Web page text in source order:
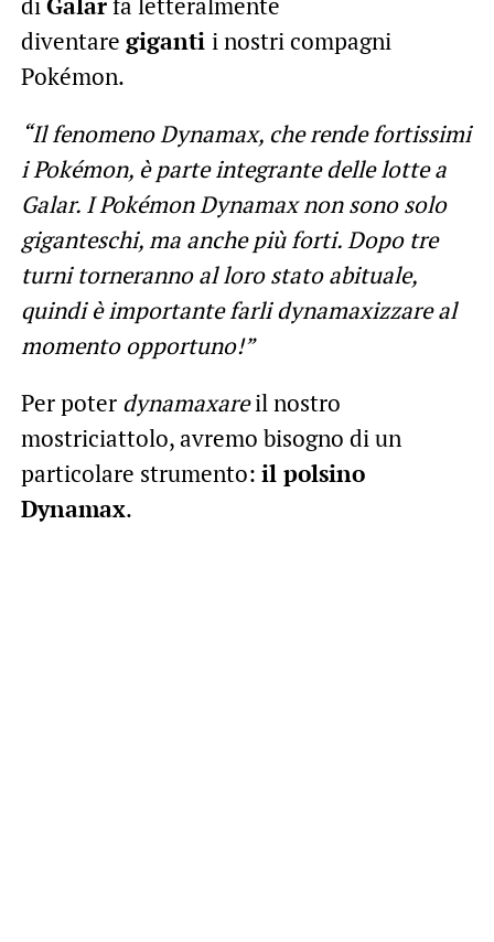
diventare giganti i nostri compagni
Pokémon.
“Il fenomeno Dynamax, che rende fortissimi
i Pokémon, è parte integrante delle lotte a
Galar. I Pokémon Dynamax non sono solo
giganteschi, ma anche più forti. Dopo tre
turni torneranno al loro stato abituale,
quindi è importante farli dynamaxizzare al
momento opportuno!”
Per poter dynamaxareil nostro
mostriciattolo, avremo bisogno di un
particolare strumento: il polsino
Dynamax.